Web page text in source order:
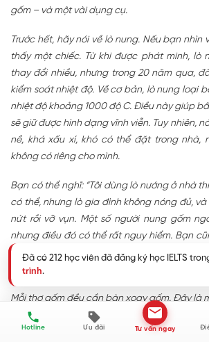
gốm – và một vài dụng cụ.
Trước hết, hãy nói về lò nung. Nếu bạn nhìn
thấy một chiếc. Từ khi được phát minh, lò
thay đổi nhiều, nhưng trong 20 năm qua,
kiểm soát nhiệt độ. Về cơ bản, lò nung loại
nhiệt độ khoảng 1000 độ C. Điều này giúp
sẽ giữ được hình dạng vĩnh viễn. Tuy nhiên,
nề, khá xấu xí, khó có thể đặt trong nhà,
không có riêng cho mình.
Bạn có thể nghĩ: “Tôi dùng lò nướng ở nhà
có thể, nhưng lò gia đình không nóng đủ,
nứt rồi vỡ vụn. Một số người nung gốm
nhưng điều đó có thể rất nguy hiểm. Bạn
an toàn khi sử dụng lò nung, bởi chúng có
chất độc hại vào không khí.
Mỗi thợ gốm đều cần bàn xoay gốm. Đây là
tạo hình đất sét thành những vật có thành
bát. Phát minh này đã tạo nên cuộc
Hotline Ưu đãi Tư vấn ngay
Đã có 212 học viên đã đăng ký học IELTS
trình.